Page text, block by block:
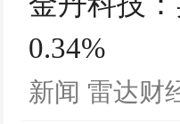
0.34%
新闻 雷达财